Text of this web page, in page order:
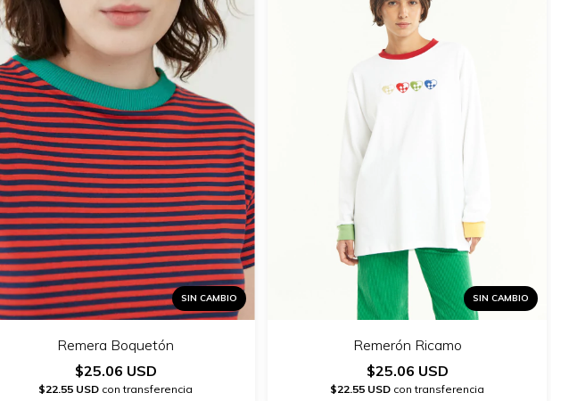
SIN CAMBIO
Remera Boquetón
$25.06 USD
$22.55 USD con transferencia
SIN CAMBIO
Remerón Ricamo
$25.06 USD
$22.55 USD con transferencia